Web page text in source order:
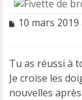
M
a
g
e
10 mars 2019
Tu as réussi à
Je croise les
nouvelles